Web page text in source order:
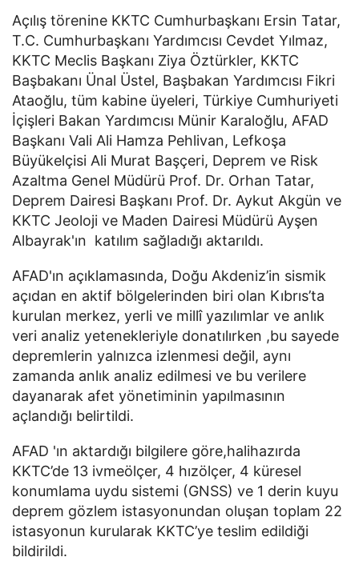
Açılış törenine KKTC Cumhurbaşkanı Ersin Tatar,
T.C. Cumhurbaşkanı Yardımcısı Cevdet Yılmaz,
KKTC Meclis Başkanı Ziya Öztürkler, KKTC
Başbakanı Ünal Üstel, Başbakan Yardımcısı Fikri
Ataoğlu, tüm kabine üyeleri, Türkiye Cumhuriyeti
İçişleri Bakan Yardımcısı Münir Karaloğlu, AFAD
Başkanı Vali Ali Hamza Pehlivan, Lefkoşa
Büyükelçisi Ali Murat Başçeri, Deprem ve Risk
Azaltma Genel Müdürü Prof. Dr. Orhan Tatar,
Deprem Dairesi Başkanı Prof. Dr. Aykut Akgün ve
KKTC Jeoloji ve Maden Dairesi Müdürü Ayşen
Albayrak'ın katılım sağladığı aktarıldı.
AFAD'ın açıklamasında, Doğu Akdeniz’in sismik
açıdan en aktif bölgelerinden biri olan Kıbrıs’ta
kurulan merkez, yerli ve millî yazılımlar ve anlık
veri analiz yetenekleriyle donatılırken ,bu sayede
depremlerin yalnızca izlenmesi değil, aynı
zamanda anlık analiz edilmesi ve bu verilere
dayanarak afet yönetiminin yapılmasının
açlandığı belirtildi.
AFAD 'ın aktardığı bilgilere göre,halihazırda
KKTC’de 13 ivmeölçer, 4 hızölçer, 4 küresel
konumlama uydu sistemi (GNSS) ve 1 derin kuyu
deprem gözlem istasyonundan oluşan toplam 22
istasyonun kurularak KKTC’ye teslim edildiği
bildirildi.